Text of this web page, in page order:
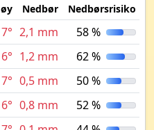
Nedbør Nedbørsrisiko
2,1 mm
58 %
1,2 mm
62 %
0,5 mm
50 %
0,8 mm
52 %